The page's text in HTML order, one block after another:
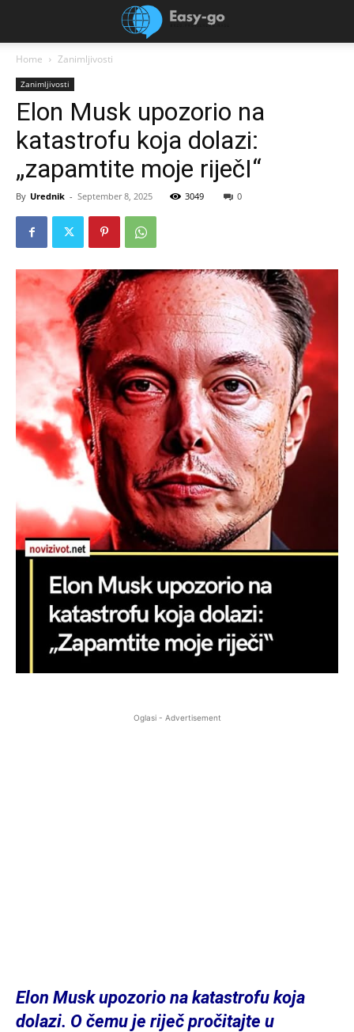
Home Zanimljivosti
Zanimljivosti
Elon Musk upozorio na
katastrofu koja dolazi:
„zapamtite moje riječI“
By Urednik - September 8, 2025 3049 0
Oglasi - Advertisement
Elon Musk upozorio na katastrofu koja
dolazi. O čemu je riječ pročitajte u